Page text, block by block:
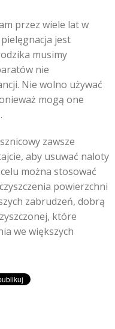
przez wiele lat w
jest
musimy
nie
Nie wolno używać
mogą one
zawsze
aby usuwać naloty
można stosować
powierzchni
zabrudzeń, dobrą
które
we większych